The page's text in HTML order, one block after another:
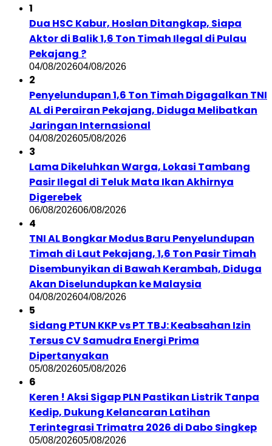
1
Dua HSC Kabur, Hoslan Ditangkap, Siapa
Aktor di Balik 1,6 Ton Timah Ilegal di Pulau
Pekajang ?
04/08/202604/08/2026
2
Penyelundupan 1,6 Ton Timah Digagalkan TNI
AL di Perairan Pekajang, Diduga Melibatkan
Jaringan Internasional
04/08/202605/08/2026
3
Lama Dikeluhkan Warga, Lokasi Tambang
Pasir Ilegal di Teluk Mata Ikan Akhirnya
Digerebek
06/08/202606/08/2026
4
TNI AL Bongkar Modus Baru Penyelundupan
Timah di Laut Pekajang, 1,6 Ton Pasir Timah
Disembunyikan di Bawah Kerambah, Diduga
Akan Diselundupkan ke Malaysia
04/08/202604/08/2026
5
Sidang PTUN KKP vs PT TBJ: Keabsahan Izin
Tersus CV Samudra Energi Prima
Dipertanyakan
05/08/202605/08/2026
6
Keren ! Aksi Sigap PLN Pastikan Listrik Tanpa
Kedip, Dukung Kelancaran Latihan
Terintegrasi Trimatra 2026 di Dabo Singkep
05/08/202605/08/2026